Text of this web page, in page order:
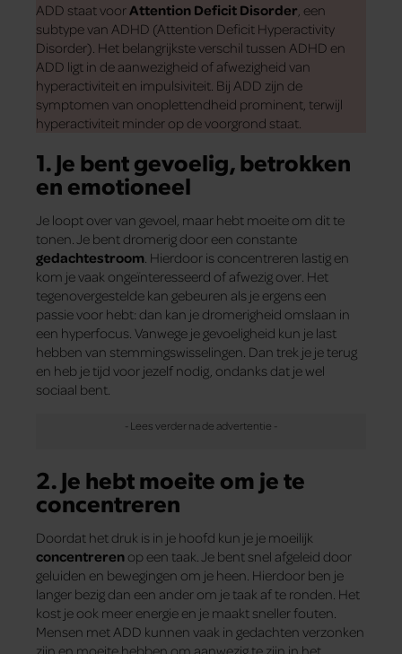
ADD staat voorAttention Deficit Disorder, een
subtype van ADHD (Attention Deficit Hyperactivity
Disorder). Het belangrijkste verschil tussen ADHD en
ADD ligt in de aanwezigheid of afwezigheid van
hyperactiviteit en impulsiviteit. Bij ADD zijn de
symptomen van onoplettendheid prominent, terwijl
hyperactiviteit minder op de voorgrond staat.
1. Je bent gevoelig, betrokken
en emotioneel
Je loopt over van gevoel, maar hebt moeite om dit te
tonen. Je bent dromerig door een constante
gedachtestroom. Hierdoor is concentreren lastig en
kom je vaak ongeïnteresseerd of afwezig over. Het
tegenovergestelde kan gebeuren als je ergens een
passie voor hebt: dan kan je dromerigheid omslaan in
een hyperfocus. Vanwege je gevoeligheid kun je last
hebben van stemmingswisselingen. Dan trek je je terug
en heb je tijd voor jezelf nodig, ondanks dat je wel
sociaal bent.
2. Je hebt moeite om je te
concentreren
Doordat het druk is in je hoofd kun je je moeilijk
concentreren op een taak. Je bent snel afgeleid door
geluiden en bewegingen om je heen. Hierdoor ben je
langer bezig dan een ander om je taak af te ronden. Het
kost je ook meer energie en je maakt sneller fouten.
Mensen met ADD kunnen vaak in gedachten verzonken
zijn en moeite hebben om aanwezig te zijn in het